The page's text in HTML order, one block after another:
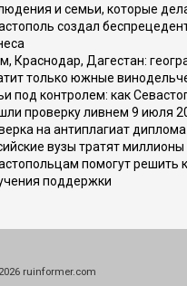
и семьи, которые
создал
Краснодар, Дагестан:
только южные
под контролем: как
проверку ливнем 9 июля
на антиплагиат
вузы тратят
помогут решить
поддержки
ruinformer.com